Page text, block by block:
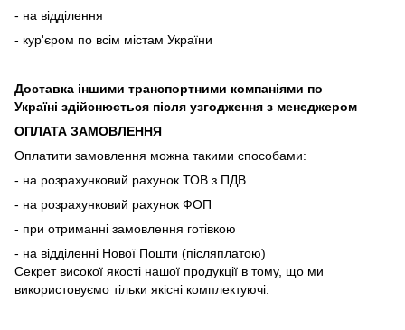
- на відділення
- кур'єром по всім містам України
Доставка іншими транспортними компаніями по
Україні здійснюється після узгодження з менеджером
ОПЛАТА ЗАМОВЛЕННЯ
Оплатити замовлення можна такими способами:
- на розрахунковий рахунок ТОВ з ПДВ
- на розрахунковий рахунок ФОП
- при отриманні замовлення готівкою
- на відділенні Нової Пошти (післяплатою)
Секрет високої якості нашої продукції в тому, що ми
використовуємо тільки якісні комплектуючі.